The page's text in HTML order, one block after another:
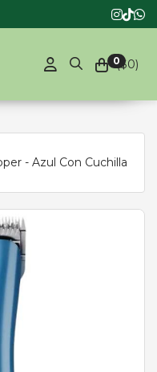
0($0)
- Azul Con Cuchilla